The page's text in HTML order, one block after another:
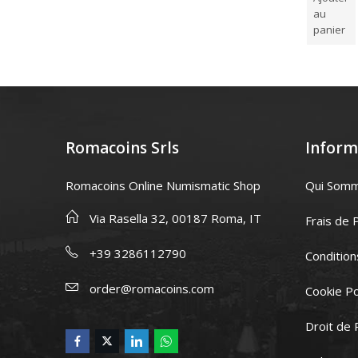
au
panier
Romacoins Srls
Romacoins Online Numismatic Shop
Via Rasella 32, 00187 Roma, IT
+39 3286112790
order@romacoins.com
Qui
Frais de
Cookie
Droit de